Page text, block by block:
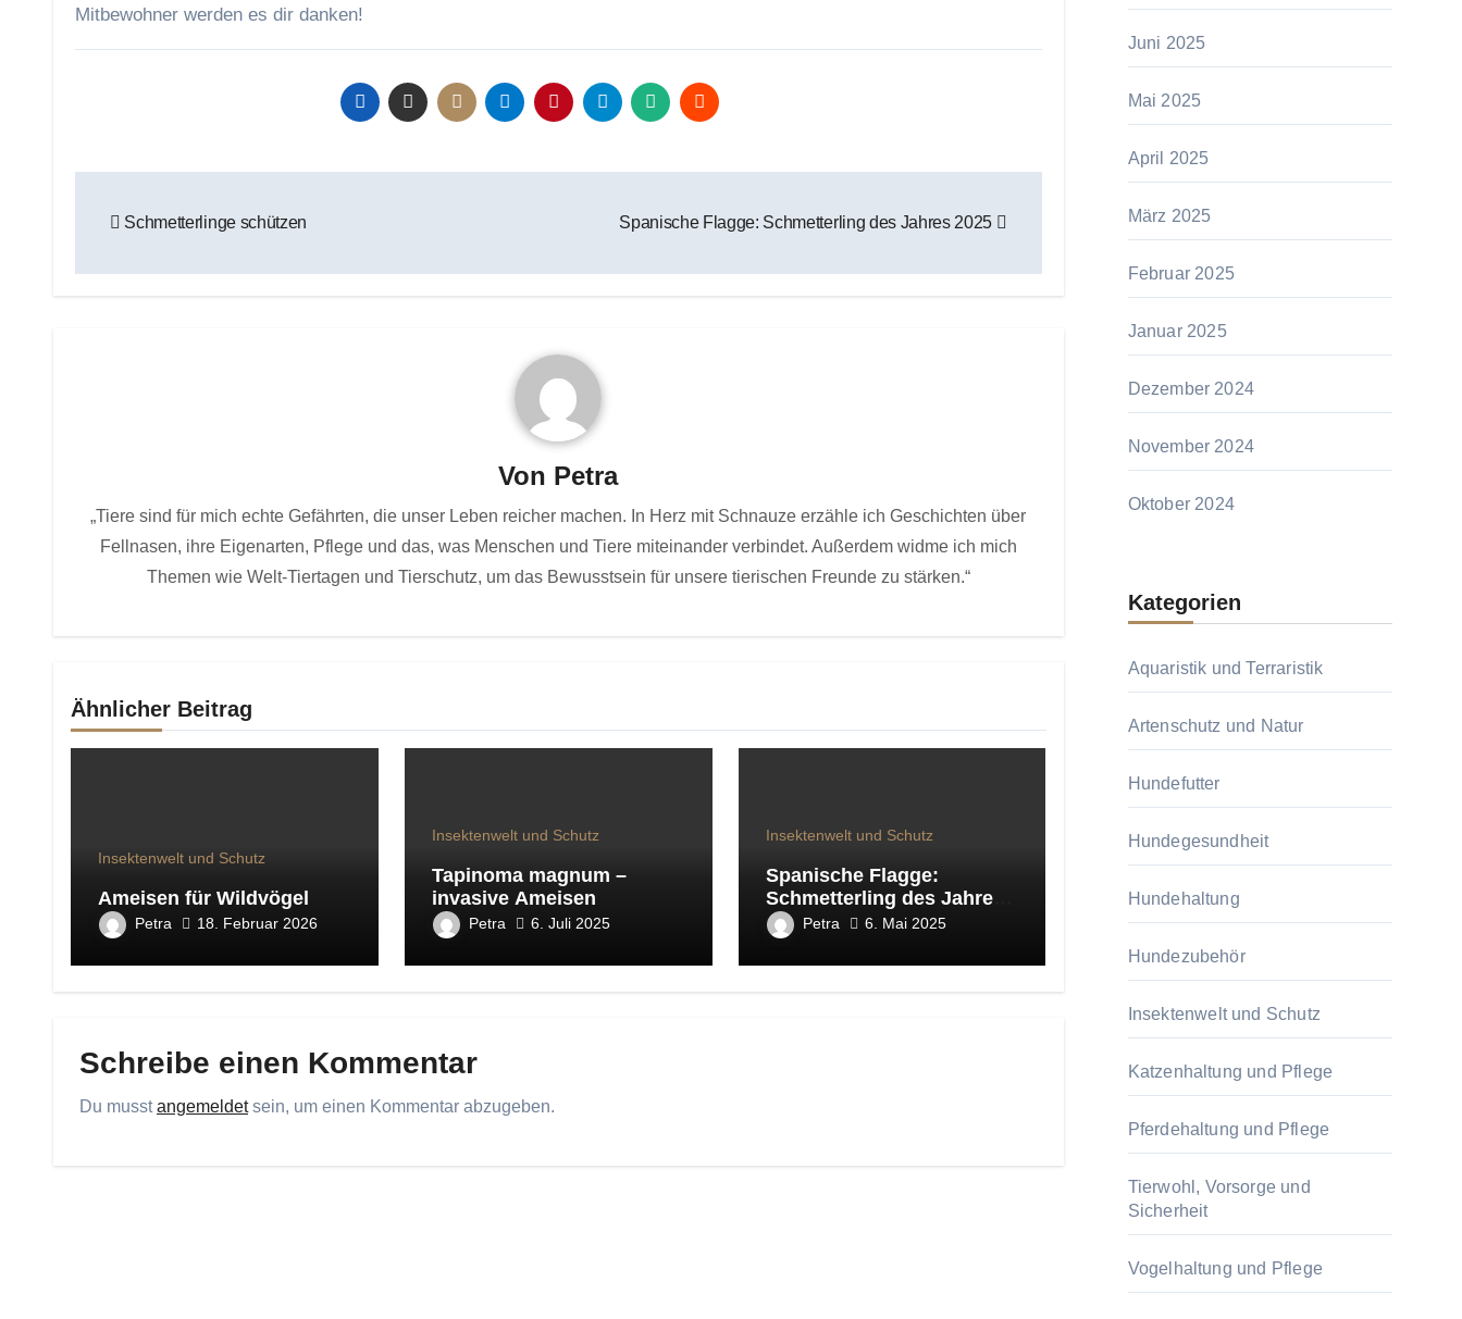
Mitbewohner werden es dir danken!
Schmetterlinge schützen Spanische Flagge: Schmetterling des Jahres 2025
Von Petra
„Tiere sind für mich echte Gefährten, die unser Leben reicher machen. In Herz mit Schnauze erzähle ich Geschichten über
Fellnasen, ihre Eigenarten, Pflege und das, was Menschen und Tiere miteinander verbindet. Außerdem widme ich mich
Themen wie Welt-Tiertagen und Tierschutz, um das Bewusstsein für unsere tierischen Freunde zu stärken.“
Ähnlicher Beitrag
Insektenwelt und Schutz
Ameisen für Wildvögel
Petra 18. Februar 2026
Insektenwelt und Schutz
Tapinoma magnum –
invasive Ameisen
Petra 6. Juli 2025
Insektenwelt und Schutz
Spanische Flagge:
Schmetterling des Jahres
2025Petra 6. Mai 2025
Schreibe einen Kommentar
Du musstangemeldetsein, um einen Kommentar abzugeben.
Juni 2025
Mai 2025
April 2025
März 2025
Februar 2025
Januar 2025
Dezember 2024
November 2024
Oktober 2024
Kategorien
Aquaristik und Terraristik
Artenschutz und Natur
Hundefutter
Hundegesundheit
Hundehaltung
Hundezubehör
Insektenwelt und Schutz
Katzenhaltung und Pflege
Pferdehaltung und Pflege
Tierwohl, Vorsorge und
Sicherheit
Vogelhaltung und Pflege